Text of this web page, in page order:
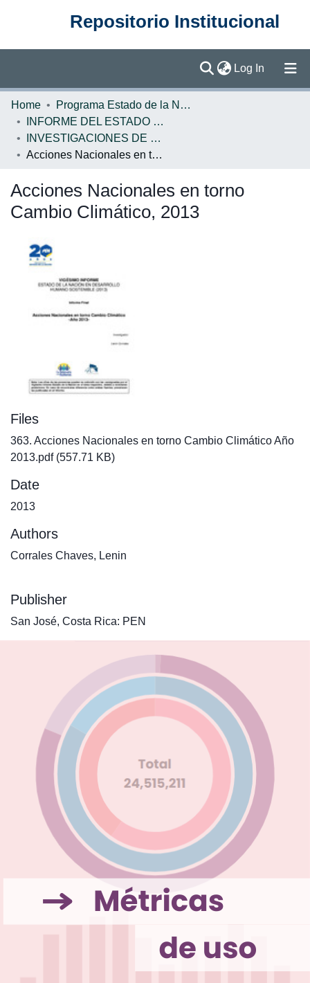
Repositorio Institucional
Log In (current)
Communities & Collections
Statistics
Home
Programa Estado de la Nación (PEN)
INFORME DEL ESTADO DE LA NACION
INVESTIGACIONES DE BASE EN
Acciones Nacionales en torno Cambio Climático, 2013
Acciones Nacionales en torno
Cambio Climático, 2013
Files
363. Acciones Nacionales en torno Cambio Climático Año
2013.pdf(557.71 KB)
Date
2013
Authors
Corrales Chaves, Lenin
Publisher
San José, Costa Rica: PEN